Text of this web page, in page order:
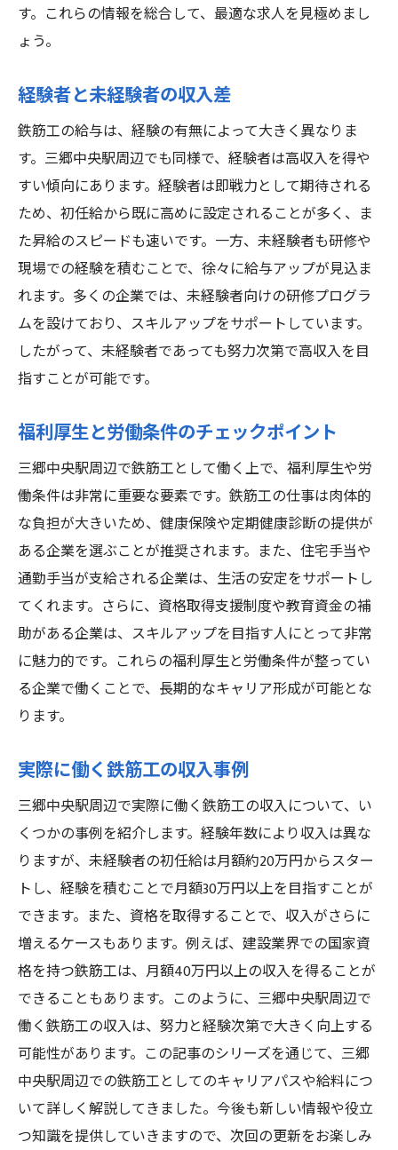
す。これらの情報を総合して、最適な求人を見極めまし
ょう。
経験者と未経験者の収入差
鉄筋工の給与は、経験の有無によって大きく異なりま
す。三郷中央駅周辺でも同様で、経験者は高収入を得や
すい傾向にあります。経験者は即戦力として期待される
ため、初任給から既に高めに設定されることが多く、ま
た昇給のスピードも速いです。一方、未経験者も研修や
現場での経験を積むことで、徐々に給与アップが見込ま
れます。多くの企業では、未経験者向けの研修プログラ
ムを設けており、スキルアップをサポートしています。
したがって、未経験者であっても努力次第で高収入を目
指すことが可能です。
福利厚生と労働条件のチェックポイント
三郷中央駅周辺で鉄筋工として働く上で、福利厚生や労
働条件は非常に重要な要素です。鉄筋工の仕事は肉体的
な負担が大きいため、健康保険や定期健康診断の提供が
ある企業を選ぶことが推奨されます。また、住宅手当や
通勤手当が支給される企業は、生活の安定をサポートし
てくれます。さらに、資格取得支援制度や教育資金の補
助がある企業は、スキルアップを目指す人にとって非常
に魅力的です。これらの福利厚生と労働条件が整ってい
る企業で働くことで、長期的なキャリア形成が可能とな
ります。
実際に働く鉄筋工の収入事例
三郷中央駅周辺で実際に働く鉄筋工の収入について、い
くつかの事例を紹介します。経験年数により収入は異な
りますが、未経験者の初任給は月額約20万円からスター
トし、経験を積むことで月額30万円以上を目指すことが
できます。また、資格を取得することで、収入がさらに
増えるケースもあります。例えば、建設業界での国家資
格を持つ鉄筋工は、月額40万円以上の収入を得ることが
できることもあります。このように、三郷中央駅周辺で
働く鉄筋工の収入は、努力と経験次第で大きく向上する
可能性があります。この記事のシリーズを通じて、三郷
中央駅周辺での鉄筋工としてのキャリアパスや給料につ
いて詳しく解説してきました。今後も新しい情報や役立
つ知識を提供していきますので、次回の更新をお楽しみ